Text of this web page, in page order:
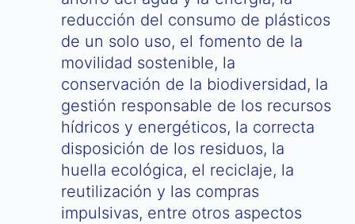
reducción del consumo de plásticos
de un solo uso, el fomento de la
movilidad sostenible, la
conservación de la biodiversidad, la
gestión responsable de los recursos
hídricos y energéticos, la correcta
disposición de los residuos, la
huella ecológica, el reciclaje, la
reutilización y las compras
impulsivas, entre otros aspectos